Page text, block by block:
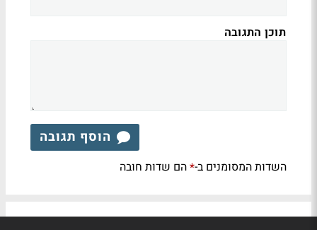
תוכן התגובה
הוסף תגובה
השדות המסומנים ב-*הם שדות חובה